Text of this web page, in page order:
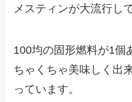
メスティンが大流行し
100均の固形燃料が1個
ちゃくちゃ美味しく出
っています。